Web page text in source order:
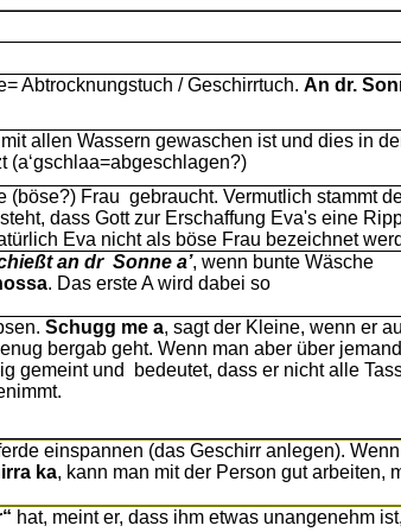
Abtrocknungstuch / Geschirrtuch.An dr.
allen Wassern gewaschen ist und dies in
(a‘gschlaa=abgeschlagen?)
(böse?) Frau gebraucht. Vermutlich stammt
dass Gott zur Erschaffung Eva's eine
Eva nicht als böse Frau bezeichnet
an dr Sonne a’, wenn bunte Wäsche
. Das erste A wird dabei so
Schugg me a, sagt der Kleine, wenn er
bergab geht. Wenn man aber über jemand
gemeint und bedeutet, dass er nicht alle
einspannen (das Geschirr anlegen).
ka, kann man mit der Person gut arbeiten,
hat, meint er, dass ihm etwas unangenehm ist,